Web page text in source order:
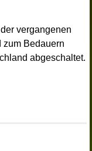
vergangenen
zum Bedauern
abgeschaltet.